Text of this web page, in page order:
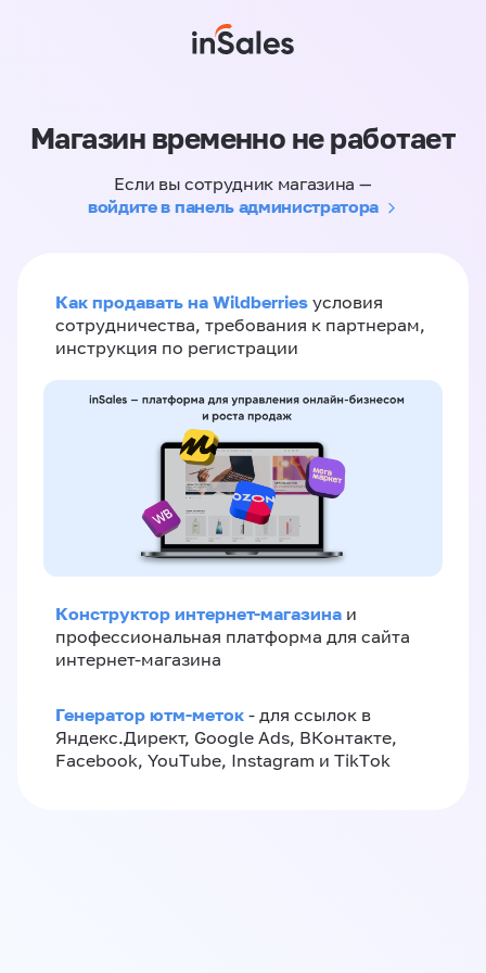
Магазин временно не работает
Если вы сотрудник магазина —
войдите в панель администратора
Как продавать на Wildberries условия
сотрудничества, требования к партнерам,
инструкция по регистрации
Конструктор интернет-магазина и
профессиональная платформа для сайта
интернет-магазина
Генератор ютм-меток - для ссылок в
Яндекс.Директ, Google Ads, ВКонтакте,
Facebook, YouTube, Instagram и TikTok